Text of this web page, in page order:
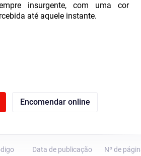
insurgente, com uma cor
até aquele instante.
Encomendar online
Data de publicação
Nº de